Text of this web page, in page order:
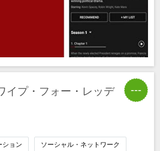
---
イプ・フォー・レッデ
ション ソーシャル・ネットワーク